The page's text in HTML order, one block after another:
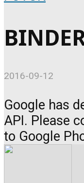
2016-09-12
Google has
API. Please
to Google